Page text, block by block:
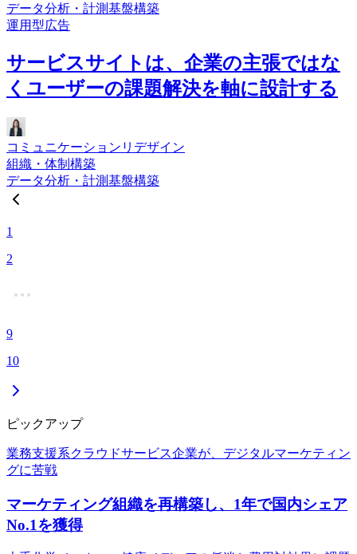
データ分析・計測基盤構築
運用型広告
サービスサイトは、企業の主張ではな
くユーザーの課題解決を軸に設計する
コミュニケーションリデザイン
組織・体制構築
データ分析・計測基盤構築
1
2
9
10
ピックアップ
業務支援系クラウドサービス企業が、デジタルマーケティン
グに苦戦
マーケティング組織を再構築し、1年で国内シェア
No.1を獲得